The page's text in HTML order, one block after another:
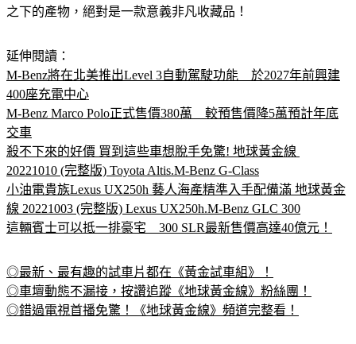
之下的產物，絕對是一款意義非凡收藏品！
延伸閱讀：
M-Benz將在北美推出Level 3自動駕駛功能　於2027年前興建
400座充電中心
M-Benz Marco Polo正式售價380萬　較預售價降5萬預計年底
交車
殺不下來的好價 買到這些車想脫手免驚! 地球黃金線
20221010 (完整版) Toyota Altis.M-Benz G-Class
小油電貴族Lexus UX250h 藝人海產精準入手配備滿 地球黃金
線 20221003 (完整版) Lexus UX250h.M-Benz GLC 300
這輛賓士可以抵一排豪宅　300 SLR最新售價高達40億元！
◎最新、最有趣的試車片都在《黃金試車組》！
◎車壇動態不漏接，按讚追蹤《地球黃金線》粉絲團！
◎錯過電視首播免驚！《地球黃金線》頻道完整看！